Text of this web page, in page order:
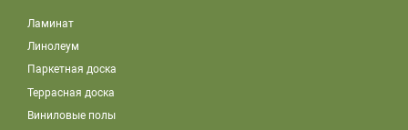
Ламинат
Линолеум
Паркетная доска
Террасная доска
Виниловые полы